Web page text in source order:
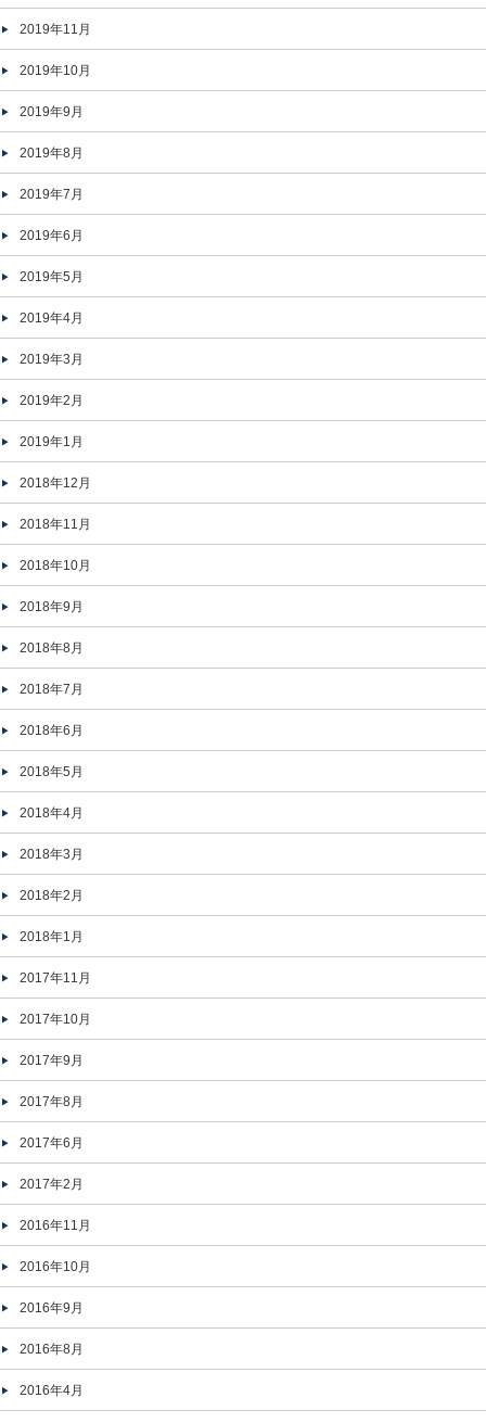
2019年11月
2019年10月
2019年9月
2019年8月
2019年7月
2019年6月
2019年5月
2019年4月
2019年3月
2019年2月
2019年1月
2018年12月
2018年11月
2018年10月
2018年9月
2018年8月
2018年7月
2018年6月
2018年5月
2018年4月
2018年3月
2018年2月
2018年1月
2017年11月
2017年10月
2017年9月
2017年8月
2017年6月
2017年2月
2016年11月
2016年10月
2016年9月
2016年8月
2016年4月